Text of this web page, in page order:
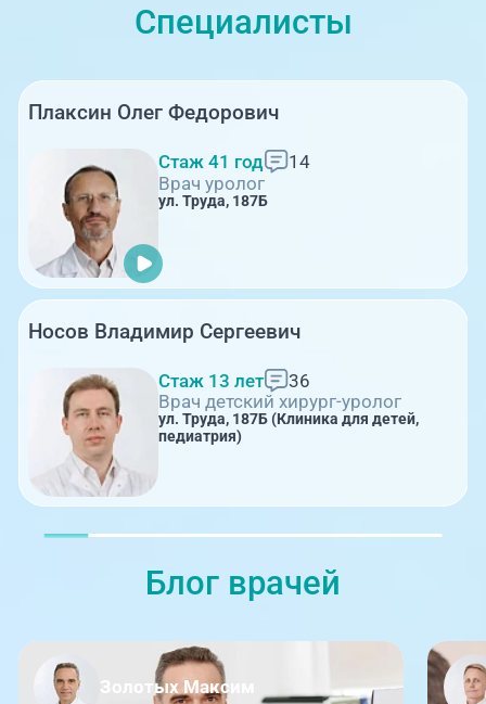
Специалисты
Плаксин Олег Федорович
Стаж 41 год
14
Врач уролог
ул. Труда, 187Б
Носов Владимир Сергеевич
Стаж 13 лет
36
Врач детский хирург-уролог
ул. Труда, 187Б (Клиника для детей,
педиатрия)
Блог врачей
Золотых Максим